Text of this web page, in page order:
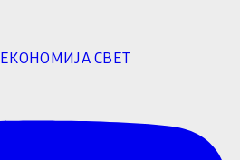
ЕКОНОМИЈАСВЕТ